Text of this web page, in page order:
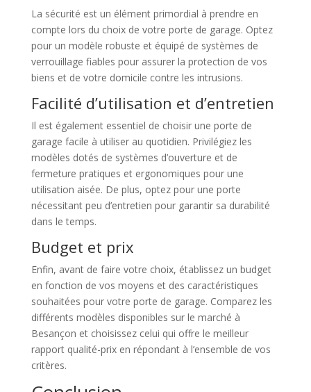
La sécurité est un élément primordial à prendre en
compte lors du choix de votre porte de garage. Optez
pour un modèle robuste et équipé de systèmes de
verrouillage fiables pour assurer la protection de vos
biens et de votre domicile contre les intrusions.
Facilité d’utilisation et d’entretien
Il est également essentiel de choisir une porte de
garage facile à utiliser au quotidien. Privilégiez les
modèles dotés de systèmes d’ouverture et de
fermeture pratiques et ergonomiques pour une
utilisation aisée. De plus, optez pour une porte
nécessitant peu d’entretien pour garantir sa durabilité
dans le temps.
Budget et prix
Enfin, avant de faire votre choix, établissez un budget
en fonction de vos moyens et des caractéristiques
souhaitées pour votre porte de garage. Comparez les
différents modèles disponibles sur le marché à
Besançon et choisissez celui qui offre le meilleur
rapport qualité-prix en répondant à l’ensemble de vos
critères.